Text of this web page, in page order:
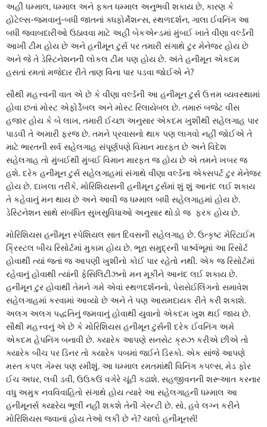
અહીં ધમ્માલ, ધમ્માલ અને ફક્ત ધમ્માલ અનુભવી શકાય છે, કારણ કે
હોટેલ્સ-જમવાનું-બધી જાતનાં ક્ધફોર્મેશન્સ, સ્થળદર્શન, ગાલા ઈવનિંગ આ
બધી જવાબદારીઓ ઉઠાવવા માટે અહીં બેકએન્ડમાં મુંબઈ ખાતે વીણા વર્લ્ડની
આખી ટીમ હોય છે અને હનીમૂન ટુર્સ પર તમારી સંગાથે ટુર મેનેજર હોય છે
અને જે તે ડેસ્ટિનેશનની લોકલ ટીમ પણ હોય છે. અંતે હનીમૂન એકદમ
હસતાં રમતાં મજેદાર રીતે તાણ વિના પાર પડવા જોઈએ ને?
સૌથી મહત્ત્વની વાત એ છે કે વીણા વર્લ્ડની આ હનીમૂન ટુર્સ ઉત્તમ વ્યવસ્થામાં
હોવા છતાં મોસ્ટ એફોર્ડેબલ અને મોસ્ટ રિલાયેબલ છે. તમારું બજેટ વીસ
હજાર હોય કે બે લાખ, તમારી ઈચ્છા અનુસાર એકદમ ખુશીથી સહેલગાહ પાર
પાડવી તે અમારી ફરજ છે. તમને પ્રવાસનો થાક પણ લાગવો નહીં જોઈએ તે
માટે ભારતની સર્વ સહેલગાહ સંપૂર્ણપણે વિમાન મારફત છે અને વિદેશ
સહેલગાહ તો મુંબઈથી મુંબઈ વિમાન મારફત જ હોય છે એ તમને ખબર જ
હશે. દરેક હનીમૂન ટુર્સ સહેલગાહમાં સંગાથે વીણા વર્લ્ડના એક્સપર્ટ ટુર મેનેજર
હોય છે. દાખલા તરીકે, મોરિશિયસની હનીમૂન ટુર્સમાં શું શું આનંદ લઈ શકાય
તે કહેવાનું મન થાય છે અને આવી જ ધમ્માલ બધી સહેલગાહમાં હોય છે.
ડેસ્ટિનેશન સાથે સંબંધિત સુખસુવિધાઓ અનુસાર થોડો જ ફરક હોય છે.
મોરિશિયસ હનીમૂન સ્પેશિયલ સાત દિવસની સહેલગાહ છે. ઉત્કૃષ્ટ મેરિટાઈમ
ક્રિસ્ટલ બીચ રિસોર્ટમાં મુકામ હોય છે. ભૂરા સમુદ્રની પાર્શ્ર્વભૂમાં આ રિસોર્ટ
હોવાથી ત્યાં જતાં જ આપણી ખુશીનો કોઈ પાર રહેતો નથી. એક જ રિસોર્ટમાં
રહેવાનું હોવાથી ત્યાંની ફેસિલિટીઝનો મન મૂકીને આનંદ લઈ શકાય છે.
હનીમૂન ટુર હોવાથી તેમને ગમે એવાં સ્થળદર્શનનો, પેરાસેઈલિંગનો સમાવેશ
સહેલગાહમાં કરવામાં આવ્યો છે અને તે પણ આરામદાયક રીતે કરી શકાશે.
અલગ અલગ પદ્ધતિનું જમવાનું હોવાથી યુવાનો એકદમ ખુશ થઈ જાય છે.
સૌથી મહત્ત્વનું એ છે કે મોરિશિયસ હનીમૂન ટુર્સની દરેક ઈવનિંગ અમે
એકદમ હેપનિંગ બનાવી છે. ક્યારેક આપણે સનસેટ ક્રુઝ કરીએ છીએ તો
ક્યારેક બીચ પર ડિનર તો ક્યારેક પબમાં જઈને ડિસ્કો. એક સાંજે આપણે
મસ્ત કપલ ગેમ્સ પણ રમીશું. આ ધમ્માલ રમતમાંથી વિનિંગ કપલ્સ, મેડ ફોર
ઈચ અધર, લવી ડવી, ઉઉકઉં વગેરે ચૂંટી કઢાશે. સહજીવનની શરૂઆત કરનાર
વધુ અમુક નવવિવાહિતો સંગાથે હોય ત્યારે આ સહેલગાહની ધમ્માલ આ
હનીમૂનર્સ ક્યારેય ભૂલી નહીં શકશે તેની ગેરન્ટી છે. સો, હવે લગ્ન કરીને
મોરિશિયસ જવાનાં હોય તેઓ લકી છે ને? ચાલો હનીમૂનર્સ!